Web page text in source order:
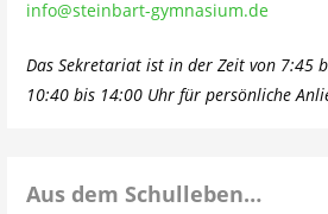
info@steinbart-gymnasium.de
Das Sekretariat ist in der Zeit von 7:45
10:40 bis 14:00 Uhr für persönliche
Aus dem Schulleben…